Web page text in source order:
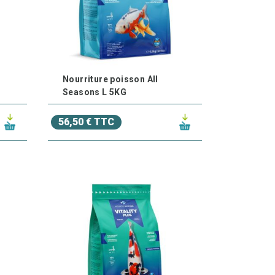
Nos produits sont formulés pour stimuler
surtout chez les jeunes poissons ou ceux
vos poissons, notre équipe d'experts est
Nourriture poisson All
Seasons L 5KG
56,50 € TTC